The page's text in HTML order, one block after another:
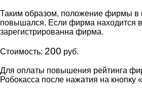
Таким образом, положение фирмы в
повышался. Если фирма находится в
зарегистрированна фирма.
Стоимость: 200 руб.
Для оплаты повышения рейтинга
Робокасcа после нажатия на кнопку